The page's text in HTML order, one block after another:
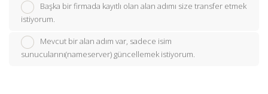
Başka bir firmada kayıtlı olan alan adımı size transfer etmek
istiyorum.
Mevcut bir alan adım var, sadece isim
sunucularını(nameserver) güncellemek istiyorum.